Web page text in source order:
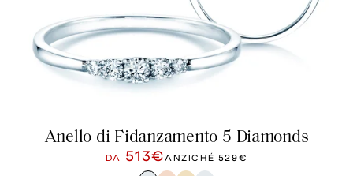
Anello di Fidanzamento 5 Diamonds
DA 513€ANZICHÉ 529€